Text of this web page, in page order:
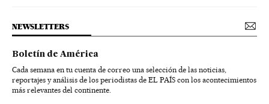
NEWSLETTERS
Boletín de América
Cada semana en tu cuenta de correo una selección de las noticias,
reportajes y análisis de los periodistas de EL PAÍS con los acontecimientos
más relevantes del continente.